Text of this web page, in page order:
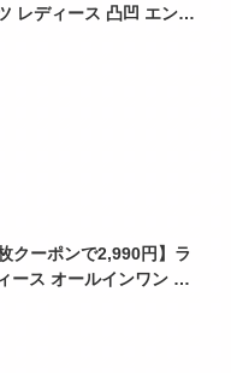
レディース 凸凹 エンボ
ド ウエストゴム カジュ
国 体型カバー【 凸凹エ
クーポンで2,990円】ラ
ース オールインワン 水
着痩せ 体型カバー ポケ
ノースリーブ セパレート